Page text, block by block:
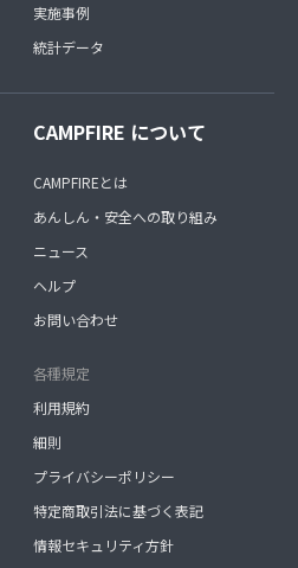
実施事例
統計データ
CAMPFIRE について
CAMPFIREとは
あんしん・安全への取り組み
ニュース
ヘルプ
お問い合わせ
各種規定
利用規約
細則
プライバシーポリシー
特定商取引法に基づく表記
情報セキュリティ方針